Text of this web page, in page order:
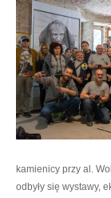
kamienicy przy al.
odbyły się wystawy,